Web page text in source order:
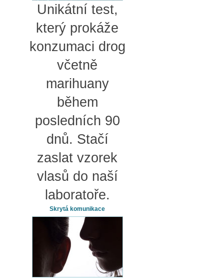
Unikátní test,
který prokáže
konzumaci drog
včetně
marihuany
během
posledních 90
dnů. Stačí
zaslat vzorek
vlasů do naší
laboratoře.
Skrytá komunikace